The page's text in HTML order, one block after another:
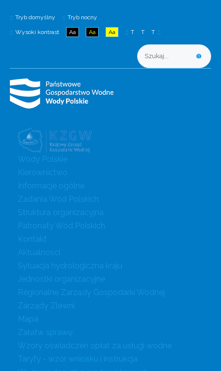
Tryb domyślny Tryb nocny
Wysoki kontrast Aa Aa Aa T T T
Wody Polskie
Kierownictwo
Informacje ogólne
Zadania Wód Polskich
Struktura organizacyjna
Patronaty Wód Polskich
Kontakt
Aktualności
Sytuacja hydrologiczna kraju
Jednostki organizacyjne
Regionalne Zarządy Gospodarki Wodnej
Zarządy Zlewni
Mapa
Załatw sprawę
Wzory oświadczeń opłat za usługi wodne
Taryfy - wzór wniosku i instrukcja